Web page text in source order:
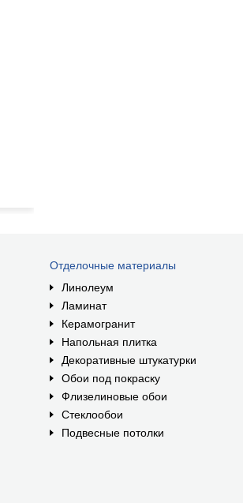
Отделочные материалы
Линолеум
Ламинат
Керамогранит
Напольная плитка
Декоративные штукатурки
Обои под покраску
Флизелиновые обои
Стеклообои
Подвесные потолки